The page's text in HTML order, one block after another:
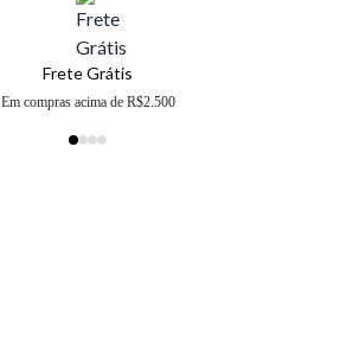
Frete Grátis
Em compras acima de R$2.500